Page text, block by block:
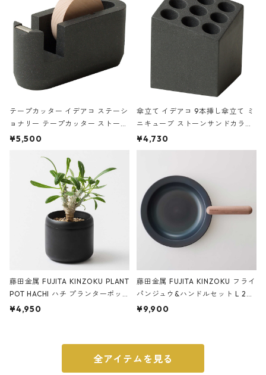
テープカッター イデアコ ステーシ
ョナリー テープカッター ストーン
サンドカラー 石調 ideaco Station
¥5,500
傘立て イデアコ 9本挿し傘立て ミ
ニキューブ ストーンサンドカラー
石調 ideaco Umbrella Stand CUB
E ストーンサンドブラック
¥4,730
藤田金属 FUJITA KINZOKU PLANT
POT HACHI ハチ プランターポッ
ト 3号 ブラック
¥4,950
藤田金属 FUJITA KINZOKU フライ
パンジュウ&ハンドルセット L 24c
m ガス火・IH対応 鉄フライパン
¥9,900
全アイテムを見る